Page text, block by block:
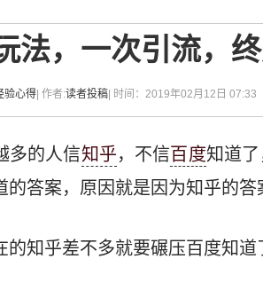
法，一次引流，终
验心得 | 作者:读者投稿 | 时间：2019年02月12日 07:33
多的人信知乎，不信百度知道
的答案，原因就是因为知乎的答
的知乎差不多就要碾压百度知道